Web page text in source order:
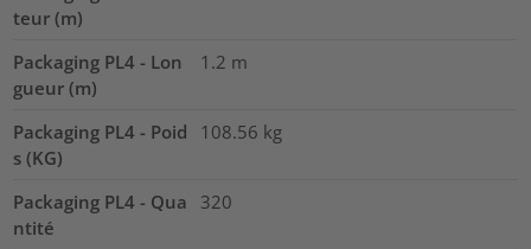
teur (m)
Packaging PL4 - Lon
gueur (m)
1.2 m
Packaging PL4 - Poid
s (KG)
108.56 kg
Packaging PL4 - Qua
ntité
320